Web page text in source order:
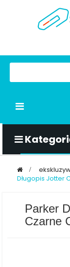
Przełącz
>
Długopis Jotter
Parker
Czarne